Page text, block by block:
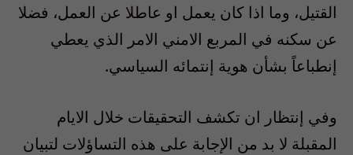
القتيل، وما اذا كان يعمل او عاطلا عن العمل، فضلا
عن سكنه في المربع الامني الامر الذي يعطي
إنطباعاً بشأن هوية إنتمائه السياسي.
وفي إنتظار ان تكشف التحقيقات خلال الايام
المقبلة لا بد من الإجابة على هذه التساؤلات لتبيان